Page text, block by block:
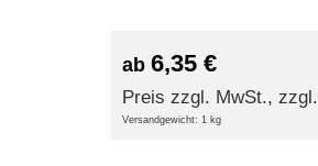
ab 6,35 €
Preis zzgl. MwSt., zzgl.
Versandgewicht: 1 kg